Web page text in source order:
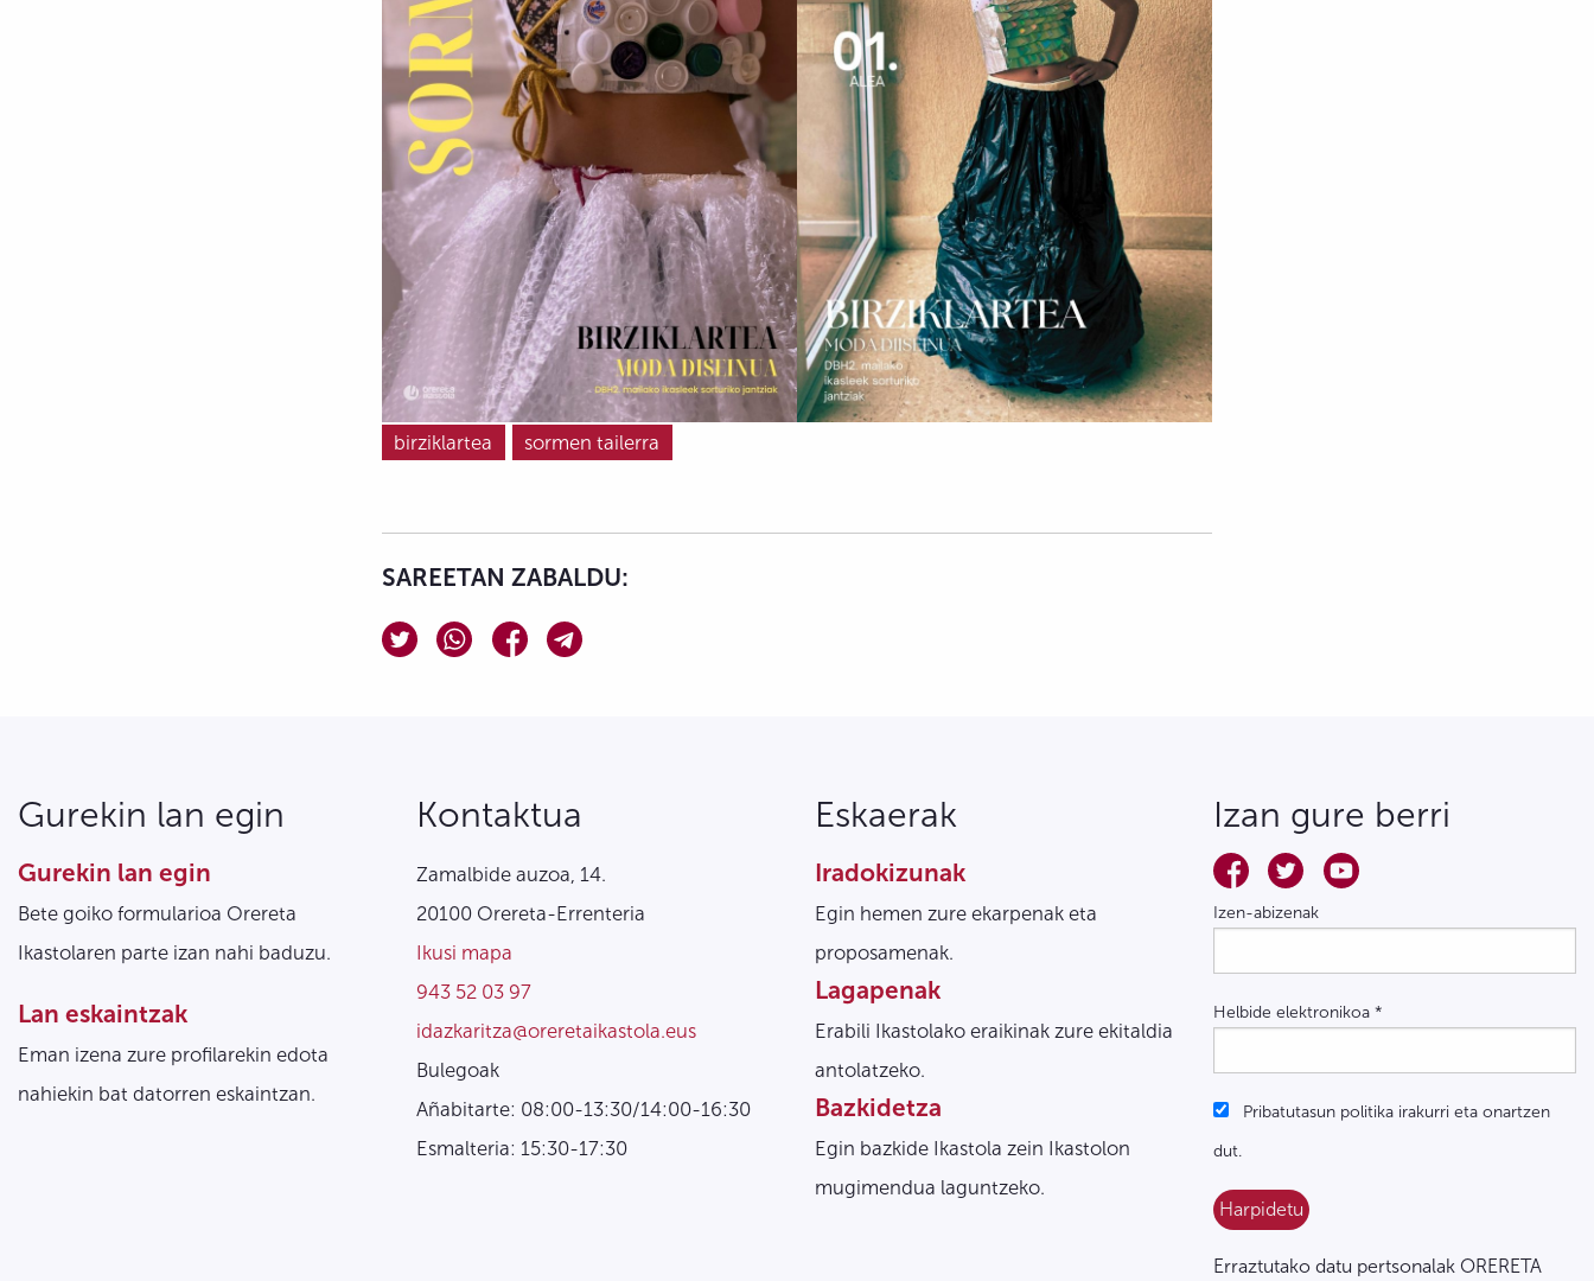
birziklartea sormen tailerra
SAREETAN ZABALDU:
Gurekin lan egin
Gurekin lan egin
Bete goiko formularioa Orereta
Ikastolaren parte izan nahi baduzu.
Lan eskaintzak
Eman izena zure profilarekin edota
nahiekin bat datorren eskaintzan.
Kontaktua
Zamalbide auzoa, 14.
20100 Orereta-Errenteria
Ikusi mapa
943 52 03 97
idazkaritza@oreretaikastola.eus
Bulegoak
Añabitarte: 08:00-13:30/14:00-16:30
Esmalteria: 15:30-17:30
Eskaerak
Iradokizunak
Egin hemen zure ekarpenak eta
proposamenak.
Lagapenak
Erabili Ikastolako eraikinak zure ekitaldia
antolatzeko.
Bazkidetza
Egin bazkide Ikastola zein Ikastolon
mugimendua laguntzeko.
Izan gure berri
Izen-abizenak
Helbide elektronikoa *
Pribatutasun politika irakurri eta onartzen
dut.
Erraztutako datu pertsonalak ORERETA